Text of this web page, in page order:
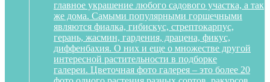
главное украшение любого садового участка, а так
же дома. Самыми популярными горшечными
являются фиалка, гибискус, стрептокарпус,
герань, жасмин, гардения, драцена, фикус,
диффенбахия. О них и еще о множестве другой
интересной растительности в подборке
галереи. Цветочная фото галерея – это более 20